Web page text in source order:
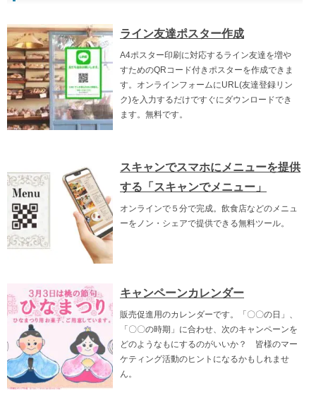
ライン友達ポスター作成
A4ポスター印刷に対応するライン友達を増や
すためのQRコード付きポスターを作成できま
す。オンラインフォームにURL(友達登録リン
ク)を入力するだけですぐにダウンロードでき
ます。無料です。
スキャンでスマホにメニューを提供
する「スキャンでメニュー」
オンラインで５分で完成。飲食店などのメニュ
ーをノン・シェアで提供できる無料ツール。
キャンペーンカレンダー
販売促進用のカレンダーです。「〇〇の日」、
「〇〇の時期」に合わせ、次のキャンペーンを
どのようなもにするのがいいか？ 皆様のマー
ケティング活動のヒントになるかもしれませ
ん。